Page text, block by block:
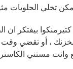
تخلي الحلويات
بيفتكر
، أو تقضي
وانت مستني